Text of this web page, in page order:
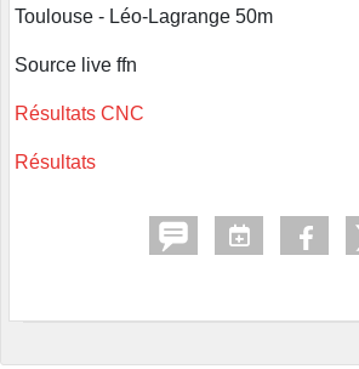
Toulouse - Léo-Lagrange 50m
Source live ffn
Résultats CNC
Résultats